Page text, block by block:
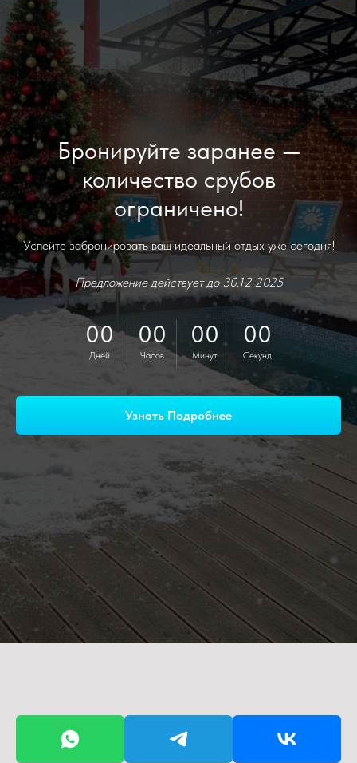
Бронируйте заранее —
количество срубов
ограничено!
Успейте забронировать ваш идеальный отдых уже сегодня!
Предложение действует до 30.12.2025
00
Дней
00
Часов
00
Минут
00
Секунд
Узнать Подробнее